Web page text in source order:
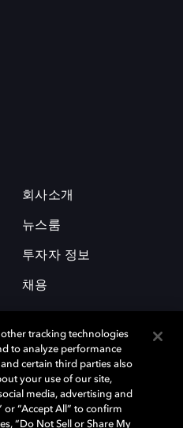
회사소개
뉴스룸
투자자 정보
채용
및 기타 국가 돌비래버러토리스
등록 상표이다. 그 밖에 다른 자료에
tracking technologies
to analyze performance
certain third parties also
your use of our site,
media, advertising and
or “Accept All” to confirm
“Do Not Sell or Share My